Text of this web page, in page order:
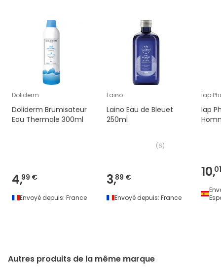
Doliderm
Doliderm Brumisateur
Eau Thermale 300ml
4,99 €
Envoyé depuis: France
Laino
Laino Eau de Bleuet
250ml
(6)
3,89 €
Envoyé depuis: France
Iap
Iap
10,
Autres produits de la même marque